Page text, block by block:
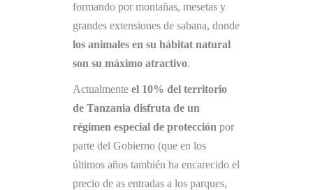
formando por montañas, mesetas y
grandes extensiones de sabana, donde
los animales en su hábitat natural
son su máximo atractivo.
Actualmente el 10% del territorio
de Tanzania disfruta de un
régimen especial de protección por
parte del Gobierno (que en los
últimos años también ha encarecido el
precio de as entradas a los parques,